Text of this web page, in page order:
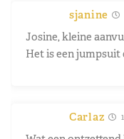
sjanine
Josine, kleine
Het is een jumpsuit
Carlaz